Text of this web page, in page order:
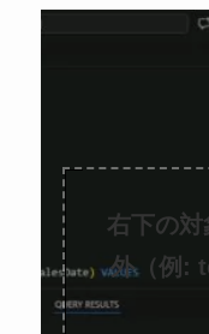
右下の
外（例: